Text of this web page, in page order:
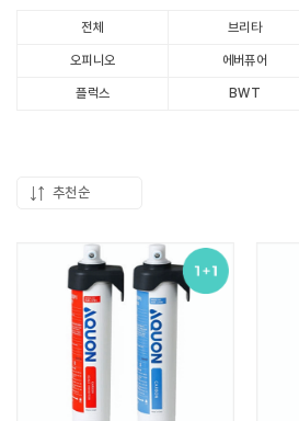
약품클리너
커피원두
전체 브리타
오피니오 에버퓨어
플럭스 BWT
추천순